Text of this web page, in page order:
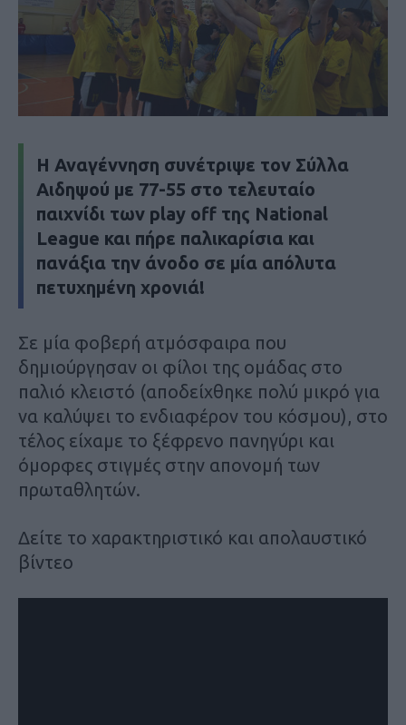
Η Αναγέννηση συνέτριψε τον Σύλλα
Αιδηψού με 77-55 στο τελευταίο
παιχνίδι των play off της National
League και πήρε παλικαρίσια και
πανάξια την άνοδο σε μία απόλυτα
πετυχημένη χρονιά!
Σε μία φοβερή ατμόσφαιρα που
δημιούργησαν οι φίλοι της ομάδας στο
παλιό κλειστό (αποδείχθηκε πολύ μικρό για
να καλύψει το ενδιαφέρον του κόσμου), στο
τέλος είχαμε το ξέφρενο πανηγύρι και
όμορφες στιγμές στην απονομή των
πρωταθλητών.
Δείτε το χαρακτηριστικό και απολαυστικό
βίντεο